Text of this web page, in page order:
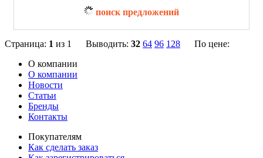
поиск предложений
Страница: 1 из 1 Выводить: 32 64 96 128
По цене:
О компании
О компании
Новости
Статьи
Бренды
Контакты
Покупателям
Как сделать заказ